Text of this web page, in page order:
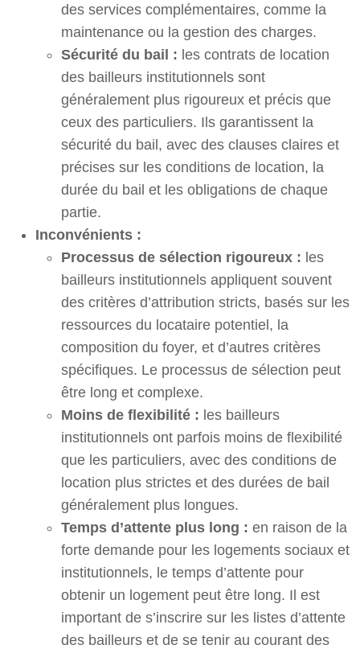
des services complémentaires, comme la
maintenance ou la gestion des charges.
Sécurité du bail : les contrats de location
des bailleurs institutionnels sont
généralement plus rigoureux et précis que
ceux des particuliers. Ils garantissent la
sécurité du bail, avec des clauses claires et
précises sur les conditions de location, la
durée du bail et les obligations de chaque
partie.
Inconvénients :
Processus de sélection rigoureux : les
bailleurs institutionnels appliquent souvent
des critères d’attribution stricts, basés sur les
ressources du locataire potentiel, la
composition du foyer, et d’autres critères
spécifiques. Le processus de sélection peut
être long et complexe.
Moins de flexibilité : les bailleurs
institutionnels ont parfois moins de flexibilité
que les particuliers, avec des conditions de
location plus strictes et des durées de bail
généralement plus longues.
Temps d’attente plus long : en raison de la
forte demande pour les logements sociaux et
institutionnels, le temps d’attente pour
obtenir un logement peut être long. Il est
important de s’inscrire sur les listes d’attente
des bailleurs et de se tenir au courant des